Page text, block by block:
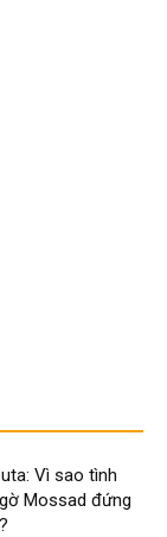
Vì sao tình
Mossad đứng